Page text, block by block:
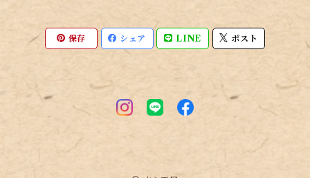
保存 シェア LINE ポスト